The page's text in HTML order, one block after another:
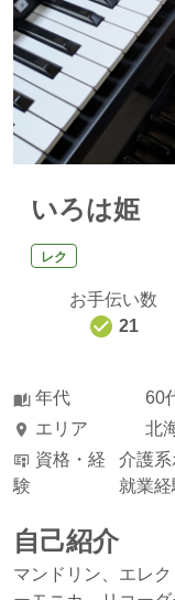
いろは姫
レク
お手伝い数
21
年代
60
エリア
北
資格・経
験
介護
就業経
自己紹介
マンドリン、エレ